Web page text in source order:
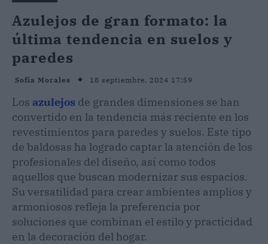
Azulejos de gran formato: la
última tendencia en suelos y
paredes
Sofía Morales 18 septiembre, 2024 17:59
Los azulejos de grandes dimensiones se han
convertido en la tendencia más reciente en los
revestimientos para paredes y suelos. Este tipo
de baldosas ha logrado captar la atención de los
profesionales del diseño, así como todos
aquellos que buscan modernizar sus espacios.
Su versatilidad para crear ambientes amplios y
armoniosos refleja la preferencia por
soluciones que combinan el estilo y practicidad
en la decoración del hogar.